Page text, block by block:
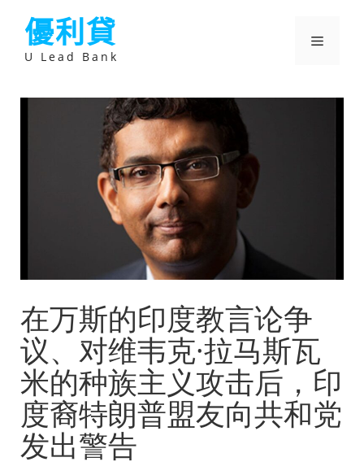
優利貸
U Lead Bank
選
在万斯的印度教言论争
议、对维韦克·拉马斯瓦
米的种族主义攻击后，印
度裔特朗普盟友向共和党
发出警告